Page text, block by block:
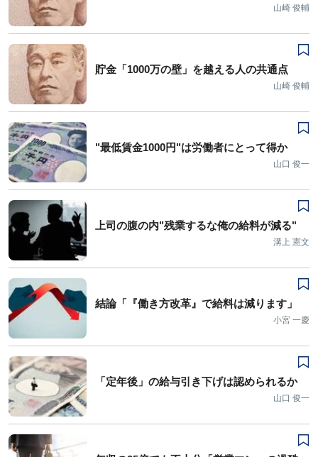
山崎 俊輔
貯金「1000万の壁」を越える人の共通点
山崎 俊輔
"最低賃金1000円"は労働者にとって得か
山口 俊一
上司の腹の内"残業するな俺の給料が減る"
溝上 憲文
結論「『働き方改革』で給料は減ります」
小宮 一慶
「定年後」の給与引き下げは認められるか
山口 俊一